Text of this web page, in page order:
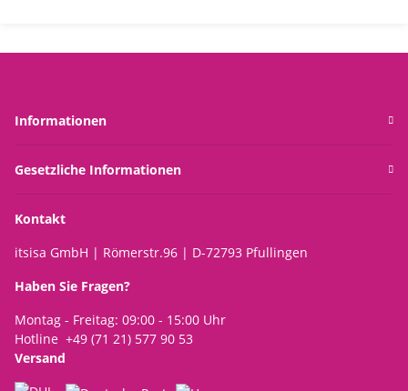
Informationen
Gesetzliche Informationen
Kontakt
itsisa GmbH | Römerstr.96 | D-72793 Pfullingen
Haben Sie Fragen?
Montag - Freitag: 09:00 - 15:00 Uhr
Hotline +49 (71 21) 577 90 53
Versand